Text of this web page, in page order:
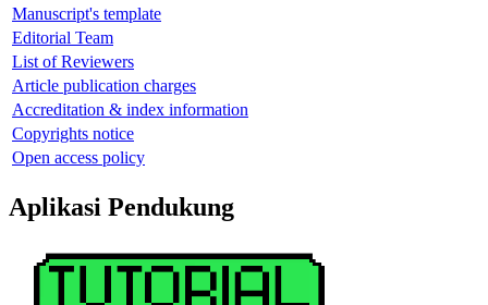
Manuscript's template
Editorial Team
List of Reviewers
Article publication charges
Accreditation & index information
Copyrights notice
Open access policy
Aplikasi Pendukung